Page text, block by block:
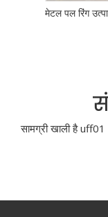
सामग्री खाली है uff01